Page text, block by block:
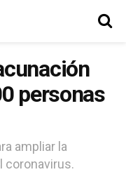
personas
ampliar la
coronavirus.